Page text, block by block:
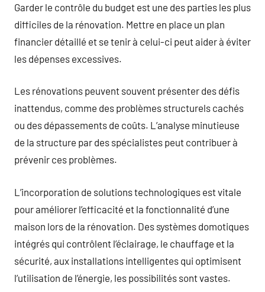
Garder le contrôle du budget est une des parties les plus
difficiles de la rénovation. Mettre en place un plan
financier détaillé et se tenir à celui-ci peut aider à éviter
les dépenses excessives.
Les rénovations peuvent souvent présenter des défis
inattendus, comme des problèmes structurels cachés
ou des dépassements de coûts. L’analyse minutieuse
de la structure par des spécialistes peut contribuer à
prévenir ces problèmes.
L’incorporation de solutions technologiques est vitale
pour améliorer l’efficacité et la fonctionnalité d’une
maison lors de la rénovation. Des systèmes domotiques
intégrés qui contrôlent l’éclairage, le chauffage et la
sécurité, aux installations intelligentes qui optimisent
l’utilisation de l’énergie, les possibilités sont vastes.